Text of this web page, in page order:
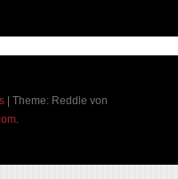
Theme: Reddle von
.